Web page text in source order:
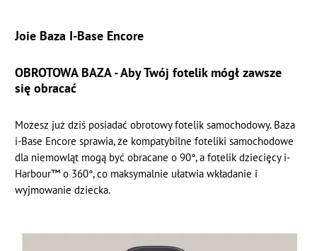
Joie Baza I-Base Encore
OBROTOWA BAZA - Aby Twój fotelik mógł zawsze
się obracać
Możesz już dziś posiadać obrotowy fotelik samochodowy. Baza
i-Base Encore sprawia, że kompatybilne foteliki samochodowe
dla niemowląt mogą być obracane o 90°, a fotelik dziecięcy i-
Harbour™ o 360°, co maksymalnie ułatwia wkładanie i
wyjmowanie dziecka.